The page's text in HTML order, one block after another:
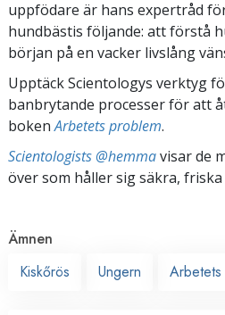
uppfödare är hans expertråd
hundbästis följande: att förstå
början på en vacker livslång
Upptäck Scientologys verktyg
banbrytande processer för att
bokenArbetets problem.
Scientologists @hemmavisar de
över som håller sig säkra,
Ämnen
Kiskőrös
Ungern